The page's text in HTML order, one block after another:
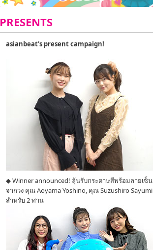
PRESENTS
asianbeat's present campaign!
◆ Winner announced! ลุ้นรับกระดาษสีพร้อมลายเซ็น
จากวง คุณ Aoyama Yoshino, คุณ Suzushiro Sayumi
สำหรับ 2 ท่าน